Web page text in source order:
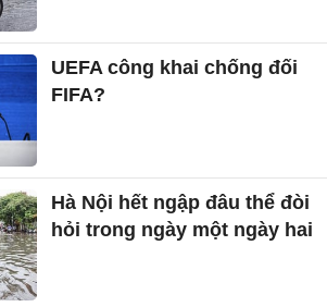
UEFA công khai chống đối
FIFA?
Hà Nội hết ngập đâu thể đòi
hỏi trong ngày một ngày hai